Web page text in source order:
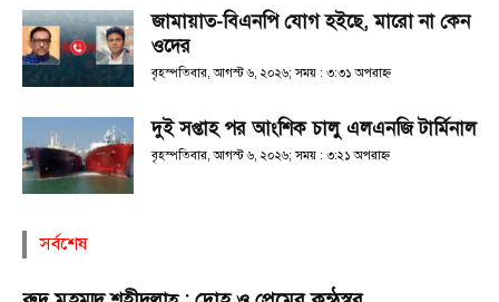
জামায়াত-বিএনপি যোগ হইছে, মারো না কেন
ওদের
বৃহস্পতিবার, আগস্ট ৬, ২০২৬; সময় : ৩:৩১ অপরাহ্ণ
দুই সপ্তাহ পর আংশিক চালু এলএনজি টার্মিনাল
বৃহস্পতিবার, আগস্ট ৬, ২০২৬; সময় : ৩:২১ অপরাহ্ণ
সর্বশেষ